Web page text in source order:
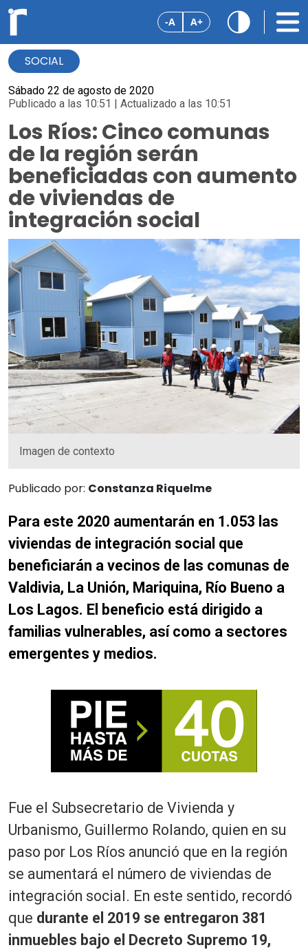
-A A+
SOCIAL
Sábado 22 de agosto de 2020
Publicado a las 10:51 | Actualizado a las 10:51
Los Ríos: Cinco comunas
de la región serán
beneficiadas con aumento
de viviendas de
integración social
Imagen de contexto
Publicado por: Constanza Riquelme
Para este 2020 aumentarán en 1.053 las
viviendas de integración social que
beneficiarán a vecinos de las comunas de
Valdivia, La Unión, Mariquina, Río Bueno a
Los Lagos. El beneficio está dirigido a
familias vulnerables, así como a sectores
emergentes y medios.
Fue el Subsecretario de Vivienda y
Urbanismo, Guillermo Rolando, quien en su
paso por Los Ríos anunció que en la región
se aumentará el número de viviendas de
integración social. En este sentido, recordó
que durante el 2019 se entregaron 381
inmuebles bajo el Decreto Supremo 19,